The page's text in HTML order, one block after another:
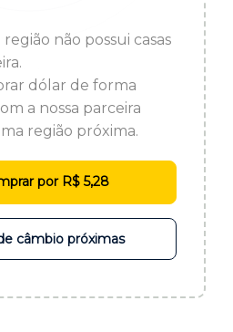
não possui casas
dólar de forma
a nossa parceira
região próxima.
por R$ 5,28
câmbio próximas